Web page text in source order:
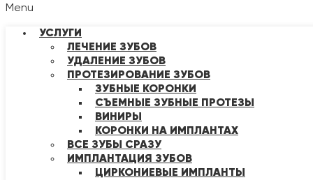
Menu
УСЛУГИ
ЛЕЧЕНИЕ ЗУБОВ
УДАЛЕНИЕ ЗУБОВ
ПРОТЕЗИРОВАНИЕ ЗУБОВ
ЗУБНЫЕ КОРОНКИ
СЪЕМНЫЕ ЗУБНЫЕ ПРОТЕЗЫ
ВИНИРЫ
КОРОНКИ НА ИМПЛАНТАХ
ВСЕ ЗУБЫ СРАЗУ
ИМПЛАНТАЦИЯ ЗУБОВ
ЦИРКОНИЕВЫЕ ИМПЛАНТЫ